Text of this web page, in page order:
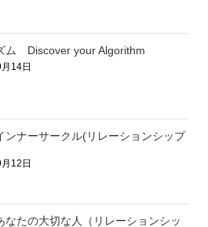
ム Discover your Algorithm
14日
ンナーサークル(リレーションシップ
12日
なたの大切な人（リレーションシッ